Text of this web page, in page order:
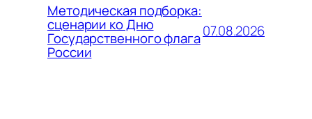
Методическая подборка:
сценарии ко Дню
Государственного флага
России
07.08.2026